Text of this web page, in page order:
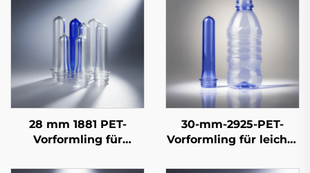
28 mm 1881 PET-
Vorformling für
kohlensäurehaltige
30-mm-2925-PET-
Vorformling für leichte
Saftflaschen – 10,5 g